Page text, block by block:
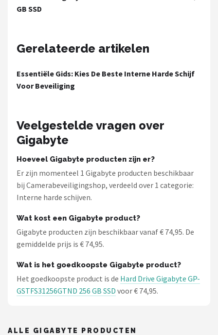
Alle merken →
GB SSD
Gerelateerde artikelen
Essentiële Gids: Kies De Beste Interne Harde Schijf
Voor Beveiliging
Veelgestelde vragen over
Gigabyte
Hoeveel Gigabyte producten zijn er?
Er zijn momenteel 1 Gigabyte producten beschikbaar
bij Camerabeveiligingshop, verdeeld over 1 categorie:
Interne harde schijven.
Wat kost een Gigabyte product?
Gigabyte producten zijn beschikbaar vanaf € 74,95. De
gemiddelde prijs is € 74,95.
Wat is het goedkoopste Gigabyte product?
Het goedkoopste product is de Hard Drive Gigabyte GP-
GSTFS31256GTND 256 GB SSD voor € 74,95.
ALLE GIGABYTE PRODUCTEN